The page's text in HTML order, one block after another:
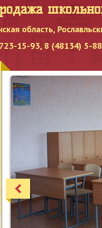
область,
15-93, 8 (48134) 5-